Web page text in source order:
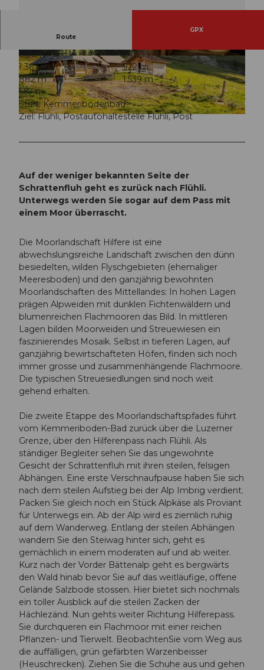
© Jan Geerk, UNESCO Biosphäre Entlebuch
© Zimy da Kid, UNESCO Biosphäre Entlebuch
© Yannick Röösli, UNESCO Biosphäre Entlebu
Route
GPX
6:00 h
24,30 km
1.367 m
922 m
882 m
1.539 m
657 m
Start: Kemmeribodenbad
Ziel: Flühli, Postautohaltestelle Flühli, Post
Auf der weniger bekannten Seite der
Schrattenfluh geht es zurück nach Flühli.
Unterwegs werden Sie sogar auf dem Pass mit
einem Moor überrascht.
Die Moorlandschaft Hilfere ist eine
abwechslungsreiche Landschaft zwischen den dünn
besiedelten, wilden Flyschgebieten (ehemaliger
Meeresboden) und den ganzjährig bewohnten
Moorlandschaften des Mittellandes: In hohen Lagen
prägen Alpweiden mit dunklen Fichtenwäldern und
blumenreichen Flachmooren das Bild. In mittleren
Lagen bilden Moorweiden und Streuewiesen ein
faszinierendes Mosaik. Selbst in tieferen Lagen, auf
ganzjährig bewirtschafteten Höfen, finden sich noch
immer grosse und zusammenhängende Flachmoore.
Die typischen Streuesiedlungen sind noch weit
gehend erhalten.
Die zweite Etappe des Moorlandschaftspfades führt
vom Kemmeriboden-Bad zurück über die Luzerner
Grenze, über den Hilferenpass nach Flühli. Als
ständiger Begleiter sehen Sie das ungewohnte
Gesicht der Schrattenfluh mit ihren steilen, felsigen
Abhängen. Eine erste Verschnaufpause haben Sie sich
nach dem steilen Aufstieg bei der Alp Imbrig verdient.
Packen Sie gleich noch ein Stück Alpkäse als Proviant
für Unterwegs ein. Ab der Alp wird es ziemlich ruhig
auf dem Wanderweg. Entlang der steilen Abhängen
wandern Sie den Steiwag hinter sich, geht es
gemächlich in einem moderaten auf und ab weiter.
Kurz nach der Vorder Bättenalp geht es bergwärts
den Wald hinab bevor Sie auf das weitläufige, offene
Gelände Salzbode stossen. Hier bietet sich nochmals
ein toller Ausblick auf die steilen Zacken der
Hächlezänd. Nun gehts weiter Richtung Hilferepass.
Sie durchqueren ein Flachmoor mit einer reichen
Pflanzen- und Tierwelt. BeobachtenSie vom Weg aus
die auffälligen, grün gefärbten Warzenbeisser
(Heuschrecken). Ziehen Sie die Schuhe aus und gehen